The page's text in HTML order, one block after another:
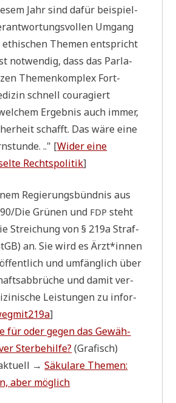
Jahr sind dafür bei­spiel­
Umgang
The­men ent­spricht
not­wen­dig, dass das Par­la­
The­men­kom­plex Fort­
schnell cou­ra­giert
Ergeb­nis auch immer,
schafft. Das wäre eine
.." [Wider eine
Rechts­po­li­tik]
Regie­rungs­bünd­nis aus
Die Grü­nen und FDP steht
Strei­chung von § 219a Straf­
an. Sie wird es Ärzt*innen
und umfäng­lich über
und damit ver­
Lei­stun­gen zu infor­
]
für oder gegen das Gewäh­
Ster­be­hil­fe? (Gra­fisch)
→Säku­la­re The­men:
aber möglich